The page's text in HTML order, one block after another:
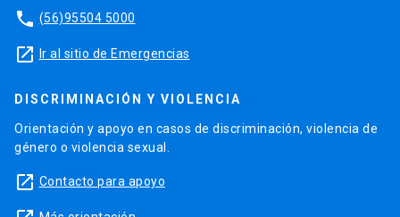
phone (56)95504 5000
launch Ir al sitio de Emergencias
DISCRIMINACIÓN Y VIOLENCIA
Orientación y apoyo en casos de discriminación, violencia de
género o violencia sexual.
launch Contacto para apoyo